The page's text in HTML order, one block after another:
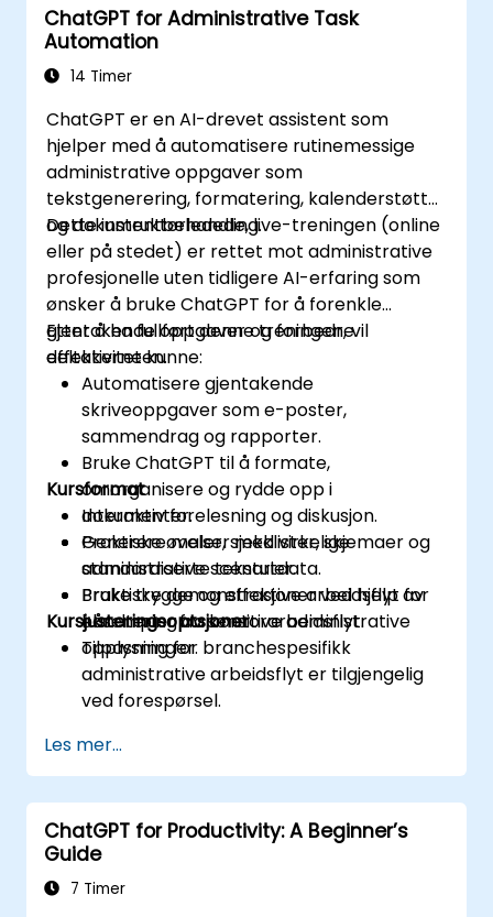
Integrasjon av ChatGPT med
produktivitetsverktøy og automatisering
av rutinearbeid.
ChatGPT for Administrative Task
Automation
14 Timer
ChatGPT er en AI-drevet assistent som
hjelper med å automatisere rutinemessige
administrative oppgaver som
tekstgenerering, formatering, kalenderstøtte
og dokumentbehandling.
Dette instruktørledede, live-treningen (online
eller på stedet) er rettet mot administrative
profesjonelle uten tidligere AI-erfaring som
ønsker å bruke ChatGPT for å forenkle
gjentakende oppgaver og forbedre
effektiviteten.
Etter å ha fullført denne treningen, vil
deltakerne kunne:
Automatisere gjentakende
skriveoppgaver som e-poster,
sammendrag og rapporter.
Bruke ChatGPT til å formate,
omorganisere og rydde opp i
dokumenter.
Generere maler, sjekklister, skjemaer og
standardiserte tekstutdata.
Bruke trygge og effektive arbeidsflyt for
håndtering av sensitive administrative
opplysninger.
Kursformat
Interaktiv forelesning og diskusjon.
Praktiske øvelser med virkelige
administrative scenarier.
Praktiske demonstrasjoner ved hjelp av
eksempler fra kontorarbeidsflyt.
Kursjusteringsoptsjoner
Tilpasning for branchespesifikk
administrative arbeidsflyt er tilgjengelig
ved forespørsel.
Les mer...
ChatGPT for Productivity: A Beginner’s
Guide
7 Timer